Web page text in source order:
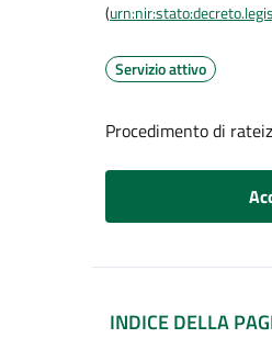
(
Servizio attivo
Procedimento di
INDICE DELLA